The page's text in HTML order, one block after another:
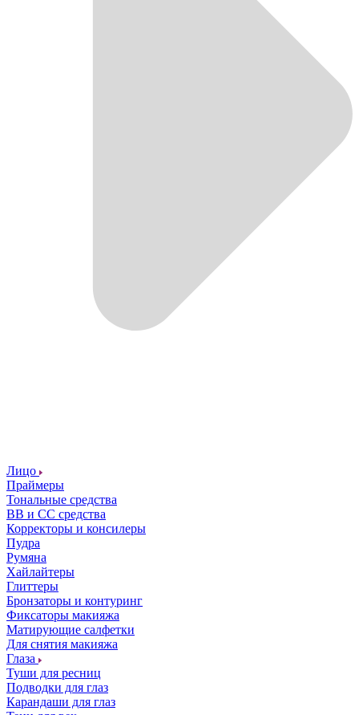
Лицо
Праймеры
Тональные средства
ВВ и СС средства
Корректоры и консилеры
Пудра
Румяна
Хайлайтеры
Глиттеры
Бронзаторы и контуринг
Фиксаторы макияжа
Матирующие салфетки
Для снятия макияжа
Глаза
Туши для ресниц
Подводки для глаз
Карандаши для глаз